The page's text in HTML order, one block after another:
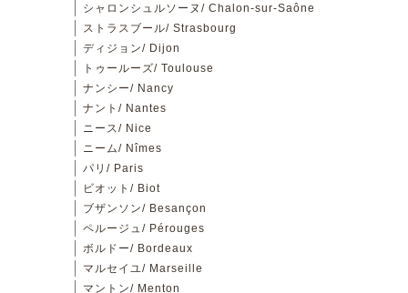
シャロンシュルソーヌ/ Chalon-sur-Saône
ストラスブール/ Strasbourg
ディジョン/ Dijon
トゥールーズ/ Toulouse
ナンシー/ Nancy
ナント/ Nantes
ニース/ Nice
ニーム/ Nîmes
パリ/ Paris
ビオット/ Biot
ブザンソン/ Besançon
ペルージュ/ Pérouges
ボルドー/ Bordeaux
マルセイユ/ Marseille
マントン/ Menton